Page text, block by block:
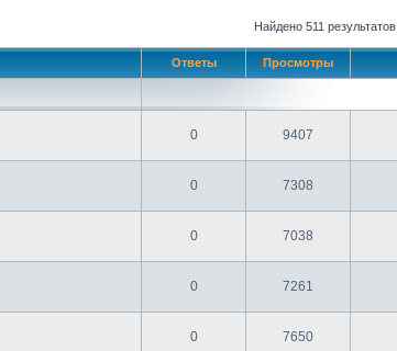
Найдено 511 результатов
Ответы Просмотры
0 9407
0 7308
0 7038
0 7261
0 7650